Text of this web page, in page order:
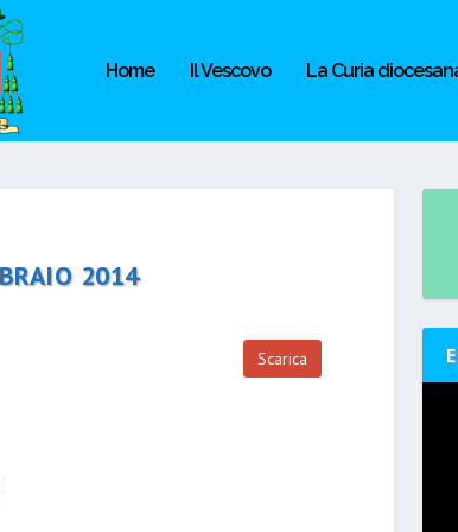
Home Il Vescovo La Curia
2014
Scarica